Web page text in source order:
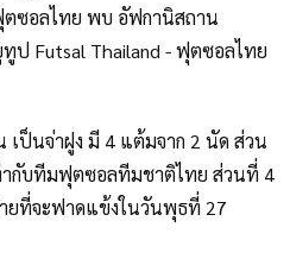
ตซอลไทย พบ อัฟกานิสถาน
ป Futsal Thailand - ฟุตซอลไทย
ป็นจ่าฝูง มี 4 แต้มจาก 2 นัด ส่วน
ากับทีมฟุตซอลทีมชาติไทย ส่วนที่ 4
ยที่จะฟาดแข้งในวันพุธที่ 27